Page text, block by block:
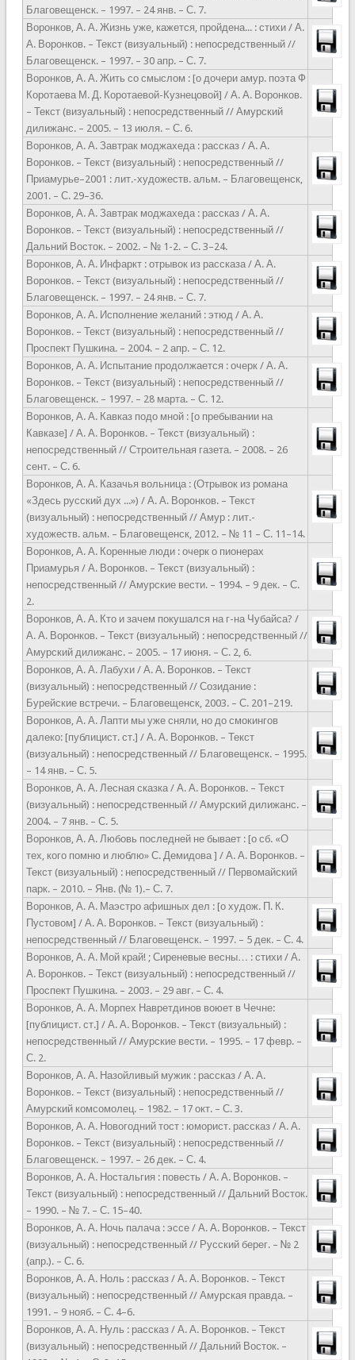
Благовещенск. – 1997. – 24 янв. – С. 7.
Воронков, А. А. Жизнь уже, кажется, пройдена... : стихи / А.
А. Воронков. – Текст (визуальный) : непосредственный //
Благовещенск. – 1997. – 30 апр. – С. 7.
Воронков, А. А. Жить со смыслом : [о дочери амур. поэта Ф
Коротаева М. Д. Коротаевой-Кузнецовой] / А. А. Воронков.
– Текст (визуальный) : непосредственный // Амурский
дилижанс. – 2005. – 13 июля. – С. 6.
Воронков, А. А. Завтрак моджахеда : рассказ / А. А.
Воронков. – Текст (визуальный) : непосредственный //
Приамурье–2001 : лит.-художеств. альм. – Благовещенск,
2001. – С. 29–36.
Воронков, А. А. Завтрак моджахеда : рассказ / А. А.
Воронков. – Текст (визуальный) : непосредственный //
Дальний Восток. – 2002. – № 1-2. – С. 3–24.
Воронков, А. А. Инфаркт : отрывок из рассказа / А. А.
Воронков. – Текст (визуальный) : непосредственный //
Благовещенск. – 1997. – 24 янв. – С. 7.
Воронков, А. А. Исполнение желаний : этюд / А. А.
Воронков. – Текст (визуальный) : непосредственный //
Проспект Пушкина. – 2004. – 2 апр. – С. 12.
Воронков, А. А. Испытание продолжается : очерк / А. А.
Воронков. – Текст (визуальный) : непосредственный //
Благовещенск. – 1997. – 28 марта. – С. 12.
Воронков, А. А. Кавказ подо мной : [о пребывании на
Кавказе] / А. А. Воронков. – Текст (визуальный) :
непосредственный // Строительная газета. – 2008. – 26
сент. – С. 6.
Воронков, А. А. Казачья вольница : (Отрывок из романа
«Здесь русский дух ...») / А. А. Воронков. – Текст
(визуальный) : непосредственный // Амур : лит.-
художеств. альм. – Благовещенск, 2012. – № 11 – С. 11–14.
Воронков, А. А. Коренные люди : очерк о пионерах
Приамурья / А. Воронков. – Текст (визуальный) :
непосредственный // Амурские вести. – 1994. – 9 дек. – С.
2.
Воронков, А. А. Кто и зачем покушался на г-на Чубайса? /
А. А. Воронков. – Текст (визуальный) : непосредственный //
Амурский дилижанс. – 2005. – 17 июня. – С. 2, 6.
Воронков, А. А. Лабухи / А. А. Воронков. – Текст
(визуальный) : непосредственный // Созидание :
Бурейские встречи. – Благовещенск, 2003. – С. 201–219.
Воронков, А. А. Лапти мы уже сняли, но до смокингов
далеко: [публицист. ст.] / А. А. Воронков. – Текст
(визуальный) : непосредственный // Благовещенск. – 1995.
– 14 янв. – С. 5.
Воронков, А. А. Лесная сказка / А. А. Воронков. – Текст
(визуальный) : непосредственный // Амурский дилижанс. –
2004. – 7 янв. – С. 5.
Воронков, А. А. Любовь последней не бывает : [о сб. «О
тех, кого помню и люблю» С. Демидова ] / А. А. Воронков. –
Текст (визуальный) : непосредственный // Первомайский
парк. – 2010. – Янв. (№ 1).– С. 7.
Воронков, А. А. Маэстро афишных дел : [о худож. П. К.
Пустовом] / А. А. Воронков. – Текст (визуальный) :
непосредственный // Благовещенск. – 1997. – 5 дек. – С. 4.
Воронков, А. А. Мой край! ; Сиреневые весны… : стихи / А.
А. Воронков. – Текст (визуальный) : непосредственный //
Проспект Пушкина. – 2003. – 29 авг. – С. 4.
Воронков, А. А. Морпех Навретдинов воюет в Чечне:
[публицист. ст.] / А. А. Воронков. – Текст (визуальный) :
непосредственный // Амурские вести. – 1995. – 17 февр. –
С. 2.
Воронков, А. А. Назойливый мужик : рассказ / А. А.
Воронков. – Текст (визуальный) : непосредственный //
Амурский комсомолец. – 1982. – 17 окт. – С. 3.
Воронков, А. А. Новогодний тост : юморист. рассказ / А. А.
Воронков. – Текст (визуальный) : непосредственный //
Благовещенск. – 1997. – 26 дек. – С. 4.
Воронков, А. А. Ностальгия : повесть / А. А. Воронков. –
Текст (визуальный) : непосредственный // Дальний Восток.
– 1990. – № 7. – С. 15–40.
Воронков, А. А. Ночь палача : эссе / А. А. Воронков. – Текст
(визуальный) : непосредственный // Русский берег. – № 2
(апр.). – С. 6.
Воронков, А. А. Ноль : рассказ / А. А. Воронков. – Текст
(визуальный) : непосредственный // Амурская правда. –
1991. – 9 нояб. – С. 4–6.
Воронков, А. А. Нуль : рассказ / А. А. Воронков. – Текст
(визуальный) : непосредственный // Дальний Восток. –